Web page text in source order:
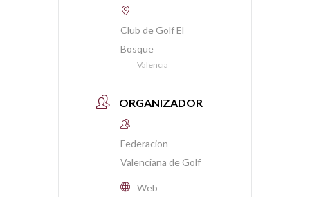
Club de Golf El
Bosque
Valencia
ORGANIZADOR
Federacion
Valenciana de Golf
Web